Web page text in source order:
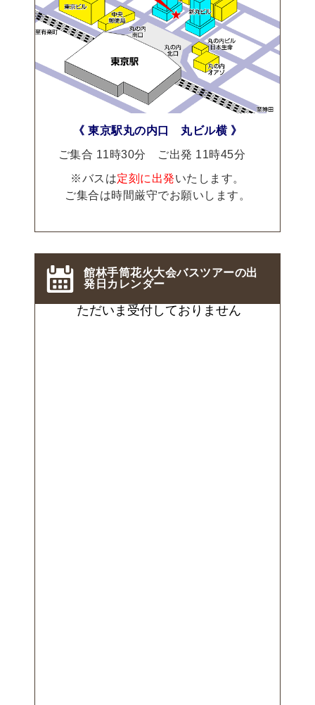
《 東京駅丸の内口 丸ビル横 》
ご集合 11時30分 ご出発 11時45分
※バスは定刻に出発いたします。
ご集合は時間厳守でお願いします。
館林手筒花火大会バスツアーの出
発日カレンダー